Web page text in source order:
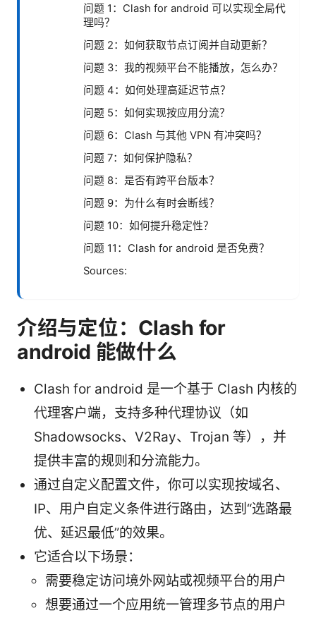
问题 1：Clash for android 可以实现全局代
理吗？
问题 2：如何获取节点订阅并自动更新？
问题 3：我的视频平台不能播放，怎么办？
问题 4：如何处理高延迟节点？
问题 5：如何实现按应用分流？
问题 6：Clash 与其他 VPN 有冲突吗？
问题 7：如何保护隐私？
问题 8：是否有跨平台版本？
问题 9：为什么有时会断线？
问题 10：如何提升稳定性？
问题 11：Clash for android 是否免费？
Sources:
介绍与定位：Clash for
android 能做什么
Clash for android 是一个基于 Clash 内核的
代理客户端，支持多种代理协议（如
Shadowsocks、V2Ray、Trojan 等），并
提供丰富的规则和分流能力。
通过自定义配置文件，你可以实现按域名、
IP、用户自定义条件进行路由，达到“选路最
优、延迟最低”的效果。
它适合以下场景：
需要稳定访问境外网站或视频平台的用户
想要通过一个应用统一管理多节点的用户